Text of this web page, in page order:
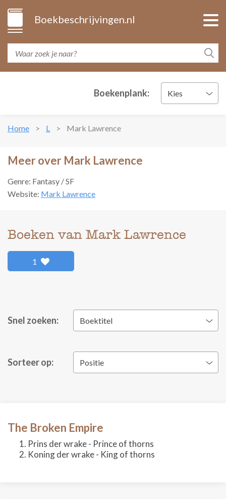
Boekbeschrijvingen.nl
Boekenplank: Kies
Home L Mark Lawrence
Meer over Mark Lawrence
Genre: Fantasy / SF
Website: Mark Lawrence
Boeken van Mark Lawrence
1
Snel zoeken: Boektitel
Sorteer op: Positie
The Broken Empire
Prins der wrake - Prince of thorns
Koning der wrake - King of thorns